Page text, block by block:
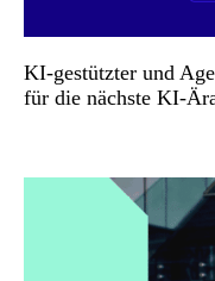
KI-gestützter und
für die nächste KI-